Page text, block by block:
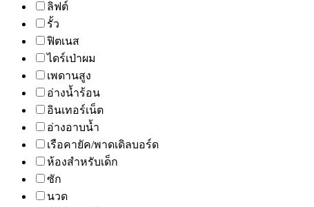
ลิฟต์
รั้ว
ฟิตเนส
ไดร์เป่าผม
เพดานสูง
อ่างน้ำร้อน
อินเทอร์เน็ต
อ่างอาบน้ำ
เรือคายัค/พาดเดิลบอร์ด
ห้องสำหรับเด็ก
ซัก
นวด